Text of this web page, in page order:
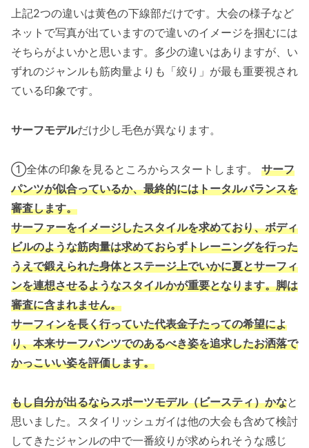
上記2つの違いは黄色の下線部だけです。大会の様子など
ネットで写真が出ていますので違いのイメージを掴むには
そちらがよいかと思います。多少の違いはありますが、い
ずれのジャンルも筋肉量よりも「絞り」が最も重要視され
ている印象です。
サーフモデルだけ少し毛色が異なります。
①全体の印象を見るところからスタートします。 サーフ
パンツが似合っているか、最終的にはトータルバランスを
審査します。
サーファーをイメージしたスタイルを求めており、ボディ
ビルのような筋肉量は求めておらずトレーニングを行った
うえで鍛えられた身体とステージ上でいかに夏とサーフィ
ンを連想させるようなスタイルかが重要となります。脚は
審査に含まれません。
サーフィンを長く行っていた代表金子たっての希望によ
り、本来サーフパンツでのあるべき姿を追求したお洒落で
かっこいい姿を評価します。
もし自分が出るならスポーツモデル（ビースティ）かなと
思いました。スタイリッシュガイは他の大会も含めて検討
してきたジャンルの中で一番絞りが求められそうな感じ